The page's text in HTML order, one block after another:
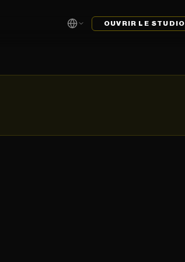
OUVRIR LE STUDIO